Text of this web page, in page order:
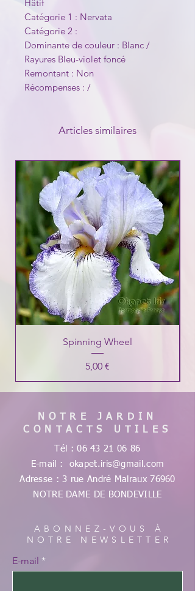
Hâtif
Catégorie 1 : Nervata
Catégorie 2 :
Dominante de couleur : Blanc /
Rayures Bleu-violet foncé
Remontant : Non
Récompenses : /
Articles similaires
Spinning Wheel
Prix
5,00 €
NOTRE JARDIN
CONTACTS UTILES
Tél :06 43 21 06 86
E-mail : okapet.iris@gmail.com
Adresse : 3 rue André Malraux 76960
NOTRE DAME DE BONDEVILLE
ABONNEZ-VOUS À
NOTRE NEWSLETTER
E-mail